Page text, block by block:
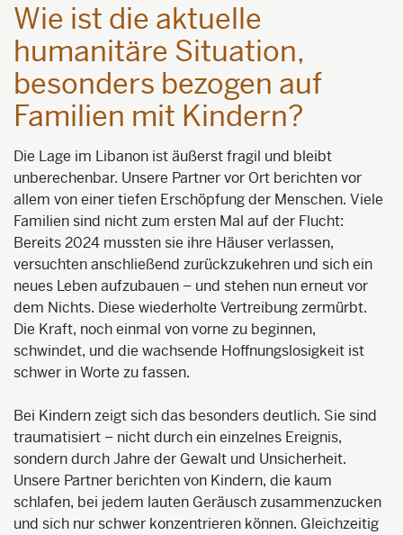
Wie ist die aktuelle
humanitäre Situation,
besonders bezogen auf
Familien mit Kindern?
Die Lage im Libanon ist äußerst fragil und bleibt
unberechenbar. Unsere Partner vor Ort berichten vor
allem von einer tiefen Erschöpfung der Menschen. Viele
Familien sind nicht zum ersten Mal auf der Flucht:
Bereits 2024 mussten sie ihre Häuser verlassen,
versuchten anschließend zurückzukehren und sich ein
neues Leben aufzubauen – und stehen nun erneut vor
dem Nichts. Diese wiederholte Vertreibung zermürbt.
Die Kraft, noch einmal von vorne zu beginnen,
schwindet, und die wachsende Hoffnungslosigkeit ist
schwer in Worte zu fassen.
Bei Kindern zeigt sich das besonders deutlich. Sie sind
traumatisiert – nicht durch ein einzelnes Ereignis,
sondern durch Jahre der Gewalt und Unsicherheit.
Unsere Partner berichten von Kindern, die kaum
schlafen, bei jedem lauten Geräusch zusammenzucken
und sich nur schwer konzentrieren können. Gleichzeitig